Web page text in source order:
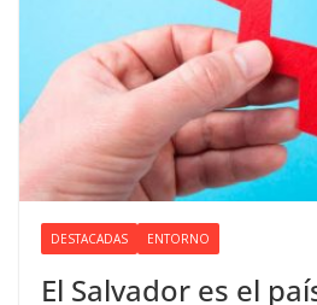
DESTACADAS ENTORNO
El Salvador es el